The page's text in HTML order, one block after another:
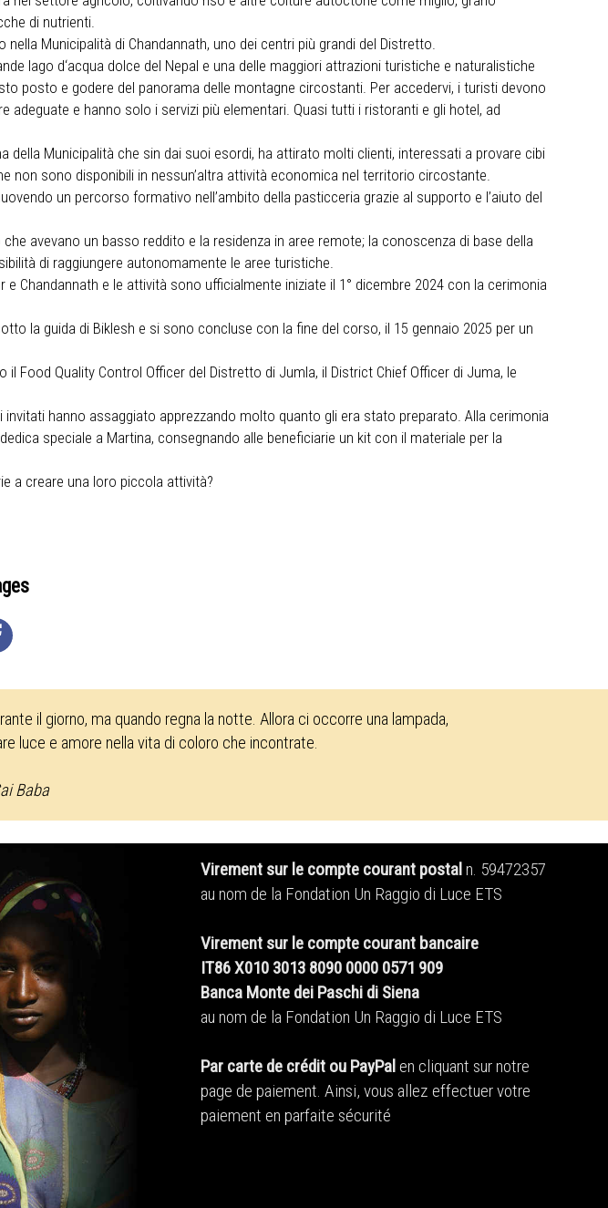
di nutrienti.
Municipalità di Chandannath, uno dei centri più grandi del Distretto.
lago d‘acqua dolce del Nepal e una delle maggiori attrazioni turistiche e naturalistiche
posto e godere del panorama delle montagne circostanti. Per accedervi, i turisti devono
adeguate e hanno solo i servizi più elementari. Quasi tutti i ristoranti e gli hotel, ad
cibo e pietanze.
della Municipalità che sin dai suoi esordi, ha attirato molti clienti, interessati a provare cibi
sono disponibili in nessun’altra attività economica nel territorio circostante.
un percorso formativo nell’ambito della pasticceria grazie al supporto e l’aiuto del
avevano un basso reddito e la residenza in aree remote; la conoscenza di base della
di raggiungere autonomamente le aree turistiche.
Chandannath e le attività sono ufficialmente iniziate il 1° dicembre 2024 con la cerimonia
la guida di Biklesh e si sono concluse con la fine del corso, il 15 gennaio 2025 per un
Food Quality Control Officer del Distretto di Jumla, il District Chief Officer di Juma, le
hanno assaggiato apprezzando molto quanto gli era stato preparato. Alla cerimonia
speciale a Martina, consegnando alle beneficiarie un kit con il materiale per la
a creare una loro piccola attività?
il giorno, ma quando regna la notte. Allora ci occorre una lampada,
luce e amore nella vita di coloro che incontrate.
Baba
Virement sur le compte courant postal n. 59472357
au nom de la Fondation Un Raggio di Luce ETS
Virement sur le compte courant bancaire
IT86 X010 3013 8090 0000 0571 909
Banca Monte dei Paschi di Siena
au nom de la Fondation Un Raggio di Luce ETS
Par carte de crédit ou PayPal en cliquant sur notre
page de paiement. Ainsi, vous allez effectuer votre
paiement en parfaite sécurité